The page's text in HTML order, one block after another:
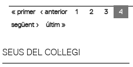
« primer ‹ anterior 1 2 3 4
següent ›
últim »
SEUS DEL COL·LEGI